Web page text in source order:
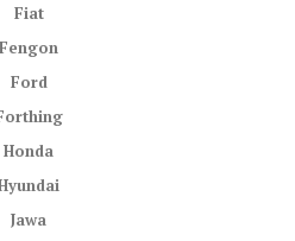
Fiat
Fengon
Ford
Honda
Jawa